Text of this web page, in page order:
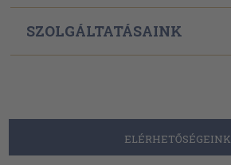
SZOLGÁLTATÁSAINK
ELÉRHETŐSÉGEINK